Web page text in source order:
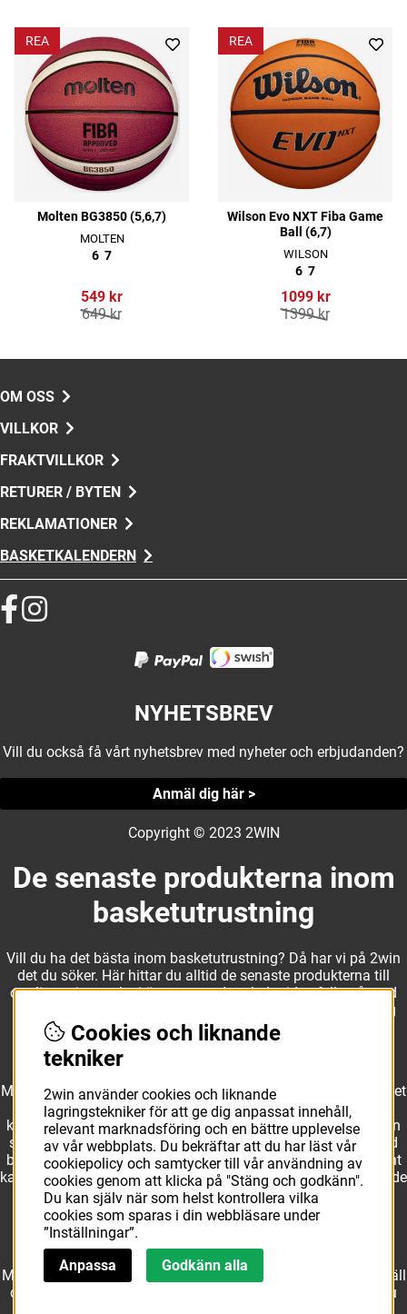
REA
Molten BG3850 (5,6,7)
MOLTEN
6 7
549 kr
649 kr
REA
Wilson Evo NXT Fiba Game
Ball (6,7)
WILSON
6 7
1099 kr
1399 kr
OM OSS
VILLKOR
FRAKTVILLKOR
RETURER / BYTEN
REKLAMATIONER
BASKETKALENDERN
NYHETSBREV
Vill du också få vårt nyhetsbrev med nyheter och erbjudanden?
Anmäl dig här >
Copyright © 2023 2WIN
De senaste produkterna inom
basketutrustning
Vill du ha det bästa inom basketutrustning? Då har vi på 2win
det du söker. Här hittar du alltid de senaste produkterna till
otroliga priser, och vi är noga med att hela tiden fylla på med
nyheter i webbshopen. Det gör oss till ett naturligt val för dig
som vill ha utrustning som överträffar alla andra märken.
Med ett av Sveriges största kläd- och skosortiment inom basket
kan vi erbjuda allt som du eller din klubb behöver. Välj ut
kvalitativa basketbollar och basketskor från välkända märken
som Molten, Nike, Adidas och Spalding och komplettera med
basketkläder från Jordan. I vårt breda och prisvärda sortiment
kan vi erbjuda matchkläder som ger maximal rörelsefrihet, både
på och utanför planen. Oavsett vad du behöver för
basketutrustning kan du vara säker på att hitta den här.
Med över 10 års erfarenhet av branschen kan vi vår sak. Beställ
det just du behöver i webbshopen redan idag. Hos oss får du
Cookies och liknande
tekniker
2win använder cookies och liknande
lagringstekniker för att ge dig anpassat innehåll,
relevant marknadsföring och en bättre upplevelse
av vår webbplats. Du bekräftar att du har läst vår
cookiepolicy och samtycker till vår användning av
cookies genom att klicka på "Stäng och godkänn".
Du kan själv när som helst kontrollera vilka
cookies som sparas i din webbläsare under
”Inställningar”.
Anpassa
Godkänn alla